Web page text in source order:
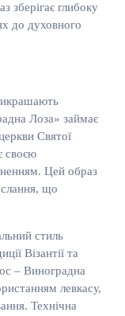
зберігає глибоку
до духовного
Лоза» займає
Святої
своєю
Цей образ
що
стиль
Візантії та
– Виноградна
левкасу,
Технічна